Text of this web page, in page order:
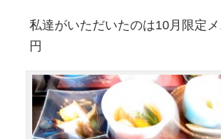
私達がいただいたのは10月限定
円